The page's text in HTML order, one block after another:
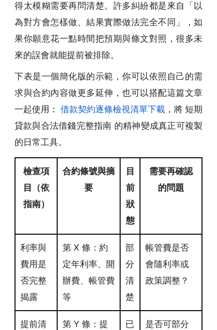
得太模糊需要再問清楚。許多糾紛都是來自「以
為對方會怎樣做、結果實際做法完全不同」，如
果你願意花一點時間把預期與條文對照，很多未
來的誤會就能提前被排除。
下表是一個簡化版的示範，你可以依照自己的需
求與合約內容做更多延伸，也可以搭配這篇文章
一起使用：
借款契約逐條檢視清單下載 ，將 短期
貸款與合法借錢完整指南 的精神變成真正可複製
的日常工具。
檢查項
目（依
指南）
合約條號與摘
要
目
前
狀
態
需要再確認
的問題
利率與
費用是
否完整
揭露
第 X 條：約
定年利率、開
辦費、帳管費
等
部
分
清
楚
帳管費是否
會隨利率或
政策調整？
提前清
第 Y 條：提
已
是否可部分